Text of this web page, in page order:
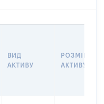
ВИД
АКТИВУ
РОЗМІР
АКТИВУ